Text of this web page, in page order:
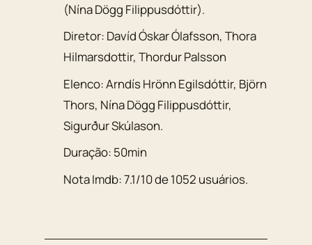
(Nína Dögg Filippusdóttir).
Diretor: Davíd Óskar Ólafsson, Thora
Hilmarsdottir, Thordur Palsson
Elenco:Arndís Hrönn Egilsdóttir, Björn
Thors, Nína Dögg Filippusdóttir,
Sigurður Skúlason.
Duração: 50min
Nota Imdb:7.1/10de1052 usuários.